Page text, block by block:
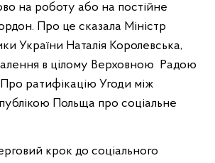
на роботу або на постійне
Про це сказала Міністр
України Наталія Королевська,
в цілому Верховною Радою
ратифікацію Угоди між
Польща про соціальне
крок до соціального